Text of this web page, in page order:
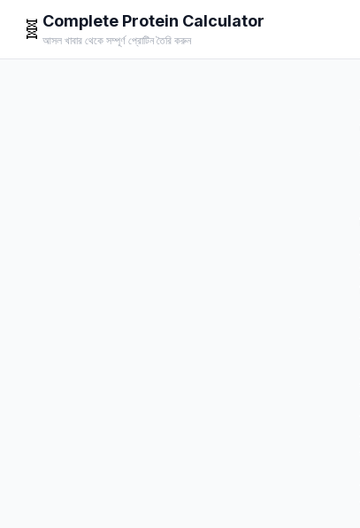
🧬 Complete Protein Calculator
আসল খাবার থেকে সম্পূর্ণ প্রোটিন তৈরি করুন